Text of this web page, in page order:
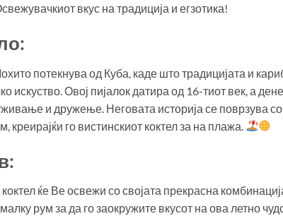
вкус на традиција и егзотика!
потекнува од Куба, каде што традицијата и
искуство. Овој пијалок датира од 16-тиот век, а
и дружење. Неговата историја се поврзува
креирајќи го вистинскиот коктел за на плажа.
коктел ќе Ве освежи со својата прекрасна
рум за да го заокружите вкусот на ова летно